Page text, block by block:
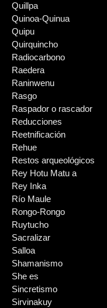
Quillpa
Quinoa-Quinua
Quipu
Quirquincho
Radiocarbono
Raedera
Raninwenu
Rasgo
Raspador o rascador
Reducciones
Reetnificación
Rehue
Restos arqueológicos
Rey Hotu Matu a
Rey Inka
Río Maule
Rongo-Rongo
Ruytucho
Sacralizar
Salloa
Shamanismo
She es
Sincretismo
Sirvinakuy